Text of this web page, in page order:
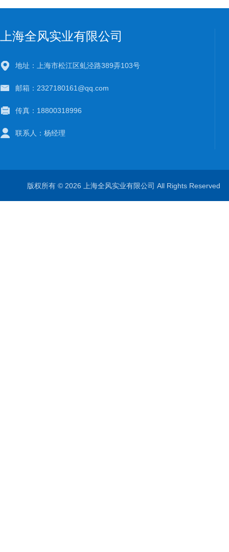
上海全风实业有限公司
地址：上海市松江区虬泾路389弄103号
邮箱：2327180161@qq.com
传真：18800318996
联系人：杨经理
版权所有 © 2026 上海全风实业有限公司 All Rights